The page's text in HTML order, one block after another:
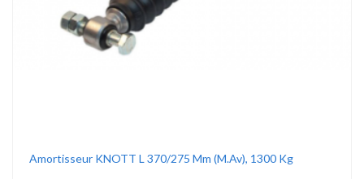
Amortisseur KNOTT L 370/275 Mm (m.av), 1300 Kg